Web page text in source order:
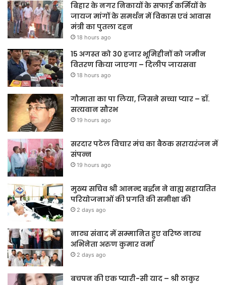
बिहार के नगर निकायों के सफाई कर्मियों के
जायज मांगों के समर्थन में विकास एवं आवास
मंत्री का पुतला दहन
18 hours ago
15 अगस्त को 30 हजार भूमिहीनों को जमीन
वितरण किया जाएगा – दिलीप जायसवा
18 hours ago
गौमाता का पा लिया, जिसने सच्चा प्यार – डॉ.
सत्यवान सौरभ
19 hours ago
सरदार पटेल विचार मंच का बैठक सरायरंजन में
संपन्न
19 hours ago
मुख्य सचिव श्री आनन्द बर्द्धन ने वाह्य सहायतित
परियोजनाओं की प्रगति की समीक्षा की
2 days ago
नाट्य संवाद में सम्मानित हुए वरिष्ठ नाट्य
अभिनेता अरुण कुमार वर्मा
2 days ago
बचपन की एक प्यारी-सी याद – श्री ठाकुर